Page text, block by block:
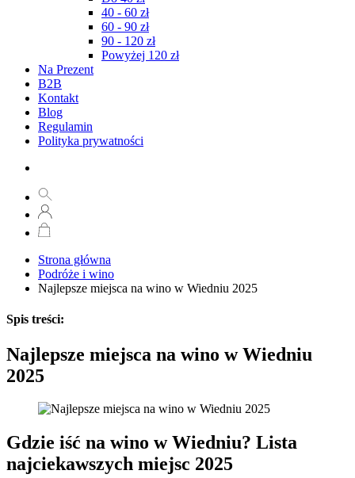
40 - 60 zł
60 - 90 zł
90 - 120 zł
Powyżej 120 zł
Na Prezent
B2B
Kontakt
Blog
Regulamin
Polityka prywatności
Strona główna
Podróże i wino
Najlepsze miejsca na wino w Wiedniu 2025
Spis treści:
Najlepsze miejsca na wino w Wiedniu
2025
Gdzie iść na wino w Wiedniu? Lista
najciekawszych miejsc 2025